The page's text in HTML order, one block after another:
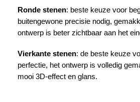
Ronde stenen: beste keuze voor
buitengewone precisie nodig,
ontwerp is beter zichtbaar aan het
Vierkante stenen: de beste keuze
perfectie, het ontwerp is volledig
mooi 3D-effect en glans.